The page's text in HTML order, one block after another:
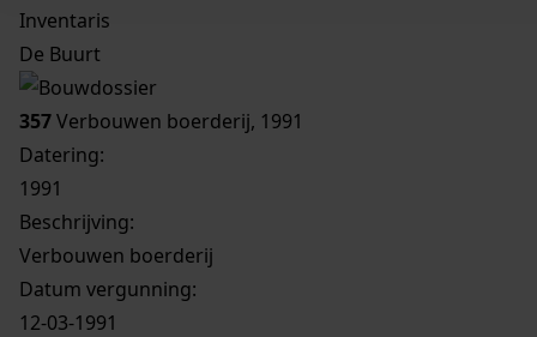
Inventaris
De Buurt
357Verbouwen boerderij, 1991
Datering:
1991
Beschrijving:
Verbouwen boerderij
Datum vergunning:
12-03-1991